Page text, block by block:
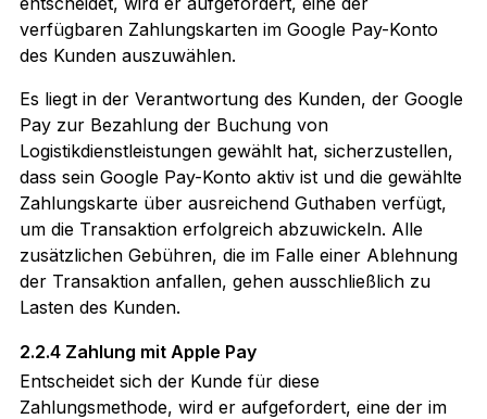
verfügbaren Zahlungskarten im Google Pay-Konto
des Kunden auszuwählen.
Es liegt in der Verantwortung des Kunden, der Google
Pay zur Bezahlung der Buchung von
Logistikdienstleistungen gewählt hat, sicherzustellen,
dass sein Google Pay-Konto aktiv ist und die gewählte
Zahlungskarte über ausreichend Guthaben verfügt,
um die Transaktion erfolgreich abzuwickeln. Alle
zusätzlichen Gebühren, die im Falle einer Ablehnung
der Transaktion anfallen, gehen ausschließlich zu
Lasten des Kunden.
2.2.4 Zahlung mit Apple Pay
Entscheidet sich der Kunde für diese
Zahlungsmethode, wird er aufgefordert, eine der im